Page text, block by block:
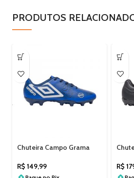
PRODUTOS
Chuteira Campo Grama
Campo U01FB00189
R$ 149,99 R$